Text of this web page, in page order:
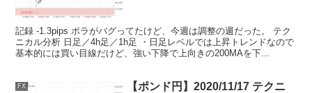
記録 -1.3pips ボラがバグってたけど、今週は調整の週だった。 テク
ニカル分析 日足／4h足／1h足 ・日足レベルでは上昇トレンドなので
基本的には買い目線だけど、強い下降で上向きの200MAを下...
FX
【ポンド円】2020/11/17 テクニ